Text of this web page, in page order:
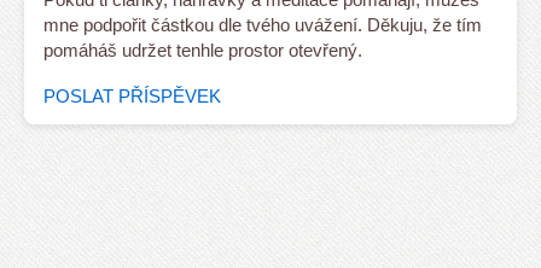
mne podpořit částkou dle tvého uvážení. Děkuju, že tím
pomáháš udržet tenhle prostor otevřený.
POSLAT PŘÍSPĚVEK